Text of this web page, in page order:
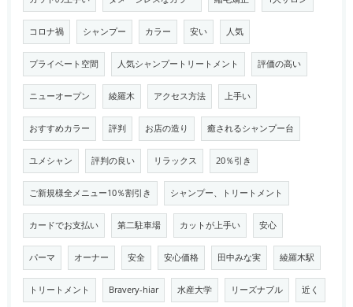
コロナ禍 シャンプー カラー 安い 人気
プライベート空間 人気シャンプートリートメント 評価の高い
ニューオープン 綾羅木 アクセス方法 上手い
おすすめカラー 評判 お店の造り 癒されるシャンプー台
ユメシャン 評判の良い リラックス 20％引き
ご新規様全メニュー10％割引き シャンプー、トリートメント
カードでお支払い 第二駐車場 カットが上手い 安心
パーマ オーナー 安全 安心価格 田中みな実 綾羅木駅
トリートメント Bravery-hiar 水産大学 リーズナブル 近く